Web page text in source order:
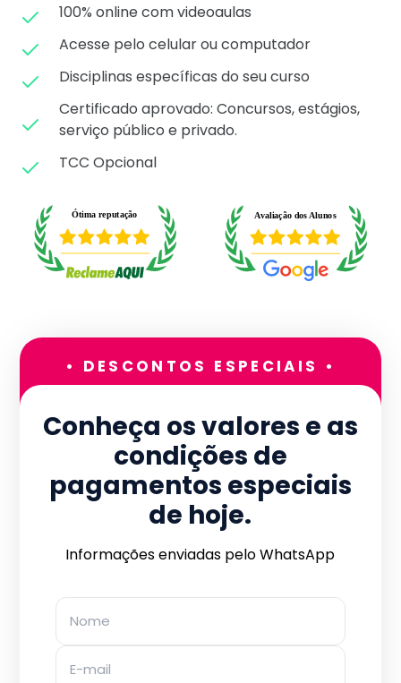
100% online com videoaulas
Acesse pelo celular ou computador
Disciplinas específicas do seu curso
Certificado aprovado: Concursos, estágios,
serviço público e privado.
TCC Opcional
• DESCONTOS ESPECIAIS •
Conheça os valores e as
condições de
pagamentos especiais
de hoje.
Informações enviadas pelo WhatsApp